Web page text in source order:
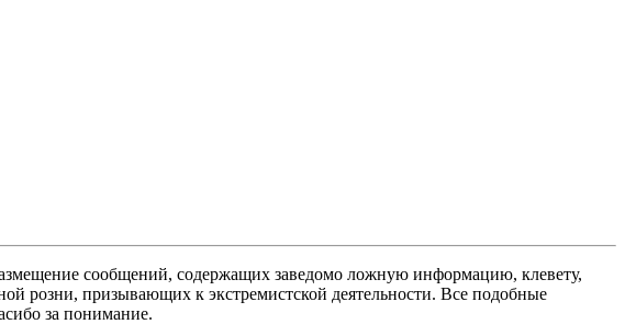
сообщений, содержащих заведомо ложную информацию, клевету,
розни, призывающих к экстремистской деятельности. Все подобные
за понимание.